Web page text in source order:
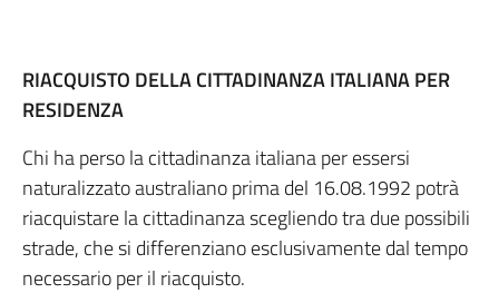
RIACQUISTO DELLA CITTADINANZA ITALIANA PER
RESIDENZA
Chi ha perso la cittadinanza italiana per essersi
naturalizzato australiano prima del 16.08.1992 potrà
riacquistare la cittadinanza scegliendo tra due possibili
strade, che si differenziano esclusivamente dal tempo
necessario per il riacquisto.